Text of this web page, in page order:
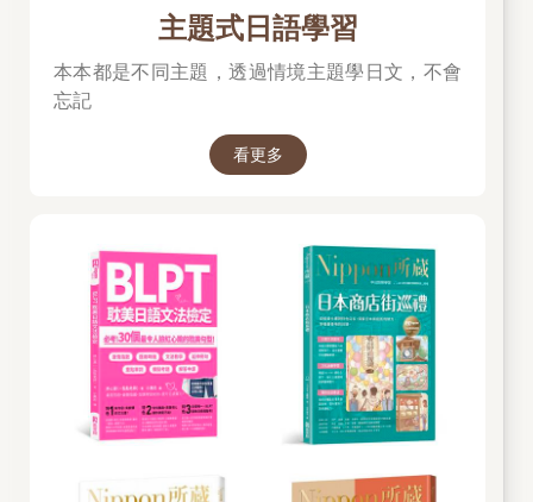
主題式日語學習
本本都是不同主題，透過情境主題學日文，不會
忘記
看更多